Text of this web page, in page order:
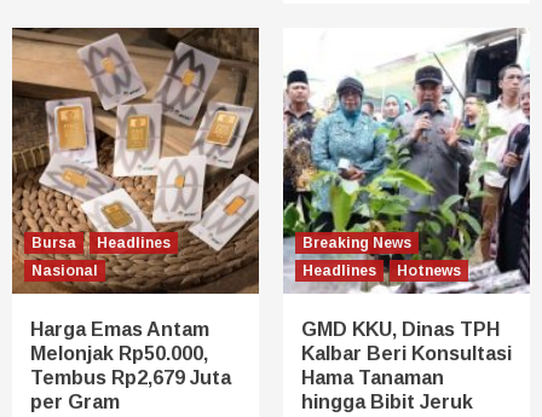
Bursa
Headlines
Nasional
Harga Emas Antam
Melonjak Rp50.000,
Tembus Rp2,679 Juta
per Gram
Breaking News
Headlines
Hotnews
GMD KKU, Dinas TPH
Kalbar Beri Konsultasi
Hama Tanaman
hingga Bibit Jeruk